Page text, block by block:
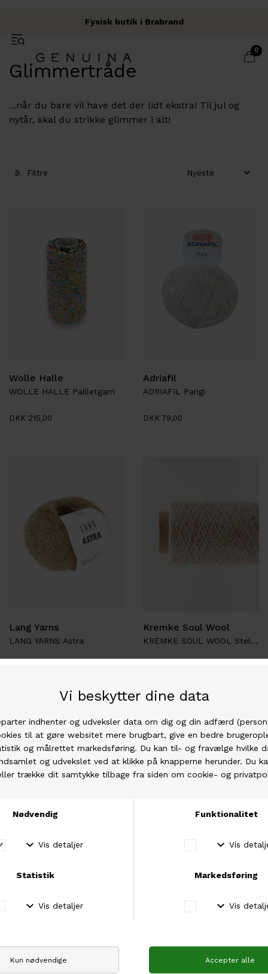
Fri fragt over 500 kr.
Fysisk butik i Brabrand
Garn & Håndværk
0
Glimmertråde
...når du bare vil have det der lidt ekstra! Til jul og
nytår, skal du strikke glimmer i alt!
Filtre
Wolle Halle
WOLLE HALLE Pailletgarn
DKK 215,00
Adriafil
ADRIAFIL Parigi
DKK 79,00
Lang Yarns
LANG YARNS Astra
Kremke Soul Wool
KREMKE SOUL WOOL Stellaris
Filcolana